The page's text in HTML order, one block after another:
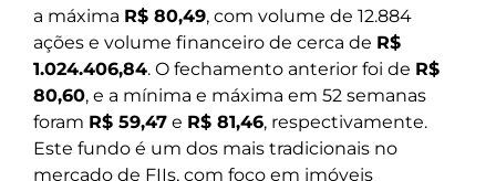
a máxima R$ 80,49, com volume de 12.884
ações e volume financeiro de cerca de R$
1.024.406,84. O fechamento anterior foi de R$
80,60, e a mínima e máxima em 52 semanas
foram R$ 59,47 e R$ 81,46, respectivamente.
Este fundo é um dos mais tradicionais no
mercado de FIIs, com foco em imóveis